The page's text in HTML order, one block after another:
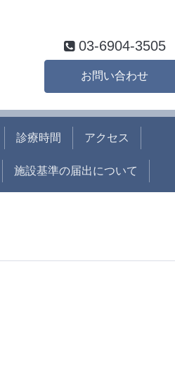
03-6904-3505
お問い合わせ
診療時間 アクセス
施設基準の届出について